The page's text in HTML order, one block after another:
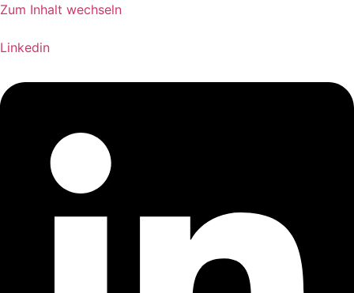
Zum Inhalt wechseln
Linkedin